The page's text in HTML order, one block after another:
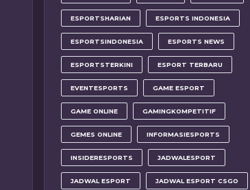
ESPORTSHARIAN ESPORTS INDONESIA
ESPORTSINDONESIA ESPORTS NEWS
ESPORTSTERKINI ESPORT TERBARU
EVENTESPORTS GAME ESPORT
GAME ONLINE GAMINGKOMPETITIF
GEMES ONLINE INFORMASIESPORTS
INSIDERESPORTS JADWALESPORT
JADWAL ESPORT JADWAL ESPORT CSGO